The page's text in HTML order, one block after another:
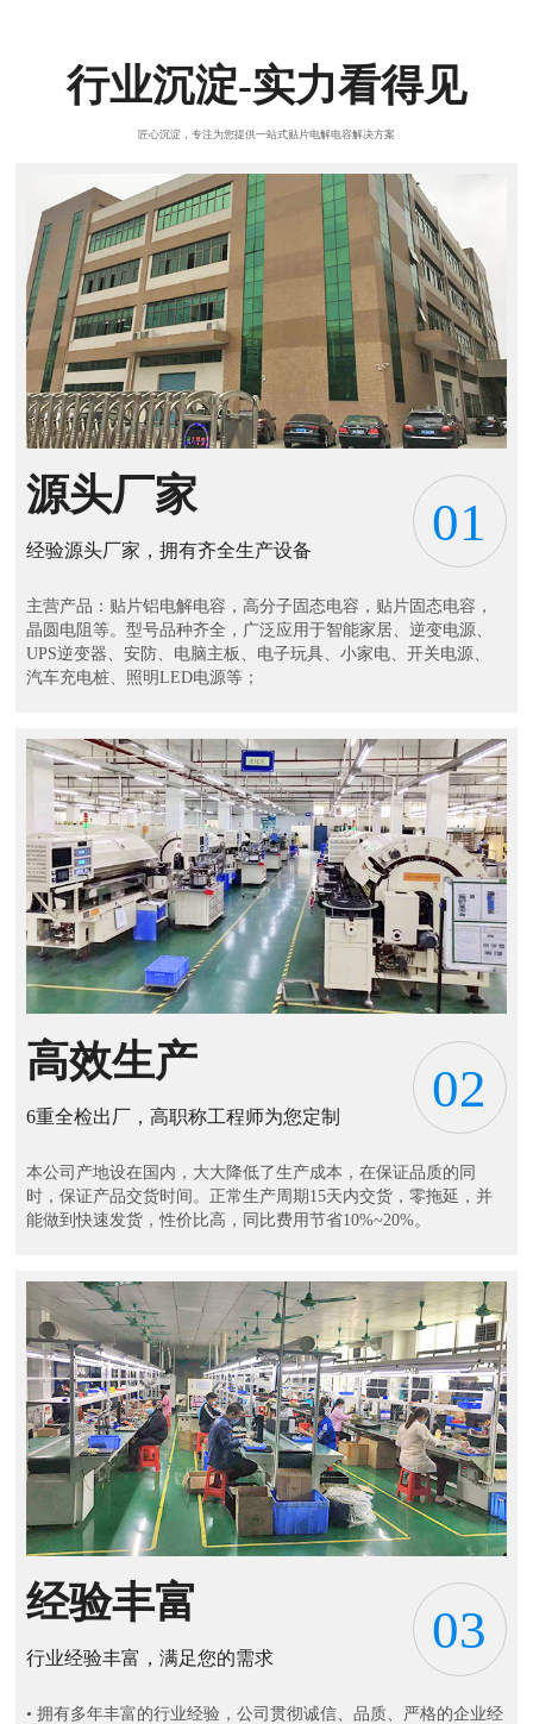
行业沉淀-实力看得见
匠心沉淀，专注为您提供一站式贴片电解电容解决方案
源头厂家
经验源头厂家，拥有齐全生产设备 01
主营产品：贴片铝电解电容，高分子固态电容，贴片固态电容，
晶圆电阻等。型号品种齐全，广泛应用于智能家居、逆变电源、
UPS逆变器、安防、电脑主板、电子玩具、小家电、开关电源、
汽车充电桩、照明LED电源等；
高效生产
6重全检出厂，高职称工程师为您定制 02
本公司产地设在国内，大大降低了生产成本，在保证品质的同
时，保证产品交货时间。正常生产周期15天内交货，零拖延，并
能做到快速发货，性价比高，同比费用节省10%~20%。
经验丰富
行业经验丰富，满足您的需求 03
• 拥有多年丰富的行业经验，公司贯彻诚信、品质、严格的企业经